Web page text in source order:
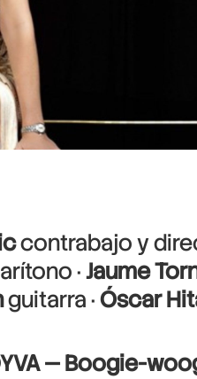
contrabajo y
·Jaume
guitarra ·Óscar
— Boogie-